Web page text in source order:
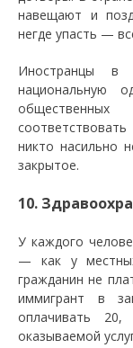
навещают и
негде упасть —
Иностранцы в
национальную
никто насильно
закрытое.
10.
У каждого
— как у
гражданин не
иммигрант в
оплачивать
оказываемой